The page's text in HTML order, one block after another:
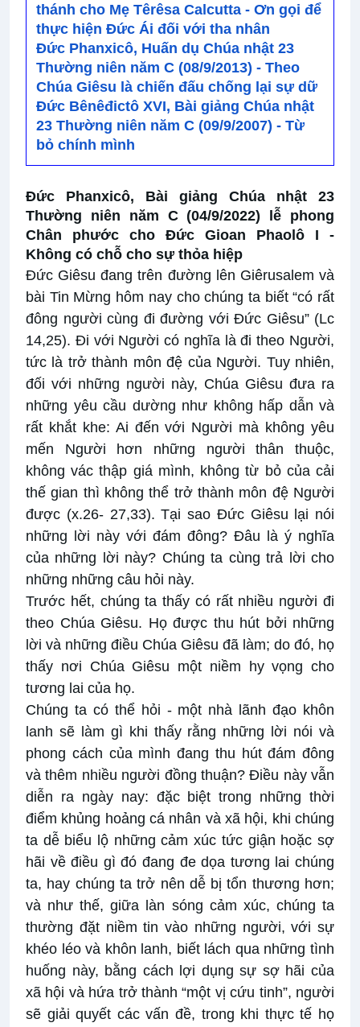
thánh cho Mẹ Têrêsa Calcutta - Ơn gọi để
thực hiện Đức Ái đối với tha nhân
Đức Phanxicô, Huấn dụ Chúa nhật 23
Thường niên năm C (08/9/2013) - Theo
Chúa Giêsu là chiến đấu chống lại sự dữ
Đức Bênêđictô XVI, Bài giảng Chúa nhật
23 Thường niên năm C (09/9/2007) - Từ
bỏ chính mình
Đức Phanxicô, Bài giảng Chúa nhật 23
Thường niên năm C (04/9/2022) lễ phong
Chân phước cho Đức Gioan Phaolô I -
Không có chỗ cho sự thỏa hiệp
Đức Giêsu đang trên đường lên Giêrusalem và
bài Tin Mừng hôm nay cho chúng ta biết “có rất
đông người cùng đi đường với Đức Giêsu” (Lc
14,25). Đi với Người có nghĩa là đi theo Người,
tức là trở thành môn đệ của Người. Tuy nhiên,
đối với những người này, Chúa Giêsu đưa ra
những yêu cầu dường như không hấp dẫn và
rất khắt khe: Ai đến với Người mà không yêu
mến Người hơn những người thân thuộc,
không vác thập giá mình, không từ bỏ của cải
thế gian thì không thể trở thành môn đệ Người
được (x.26- 27,33). Tại sao Đức Giêsu lại nói
những lời này với đám đông? Đâu là ý nghĩa
của những lời này? Chúng ta cùng trả lời cho
những những câu hỏi này.
Trước hết, chúng ta thấy có rất nhiều người đi
theo Chúa Giêsu. Họ được thu hút bởi những
lời và những điều Chúa Giêsu đã làm; do đó, họ
thấy nơi Chúa Giêsu một niềm hy vọng cho
tương lai của họ.
Chúng ta có thể hỏi - một nhà lãnh đạo khôn
lanh sẽ làm gì khi thấy rằng những lời nói và
phong cách của mình đang thu hút đám đông
và thêm nhiều người đồng thuận? Điều này vẫn
diễn ra ngày nay: đặc biệt trong những thời
điểm khủng hoảng cá nhân và xã hội, khi chúng
ta dễ biểu lộ những cảm xúc tức giận hoặc sợ
hãi về điều gì đó đang đe dọa tương lai chúng
ta, hay chúng ta trở nên dễ bị tổn thương hơn;
và như thế, giữa làn sóng cảm xúc, chúng ta
thường đặt niềm tin vào những người, với sự
khéo léo và khôn lanh, biết lách qua những tình
huống này, bằng cách lợi dụng sự sợ hãi của
xã hội và hứa trở thành “một vị cứu tinh”, người
sẽ giải quyết các vấn đề, trong khi thực tế họ